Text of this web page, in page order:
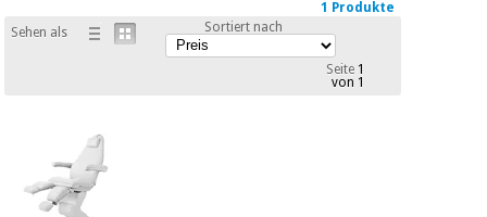
und
spiele
Veterinärmedizin
Orthopädie
Sport
1 Produkte
Sehen als
Sortiert nach
Seite1
von 1